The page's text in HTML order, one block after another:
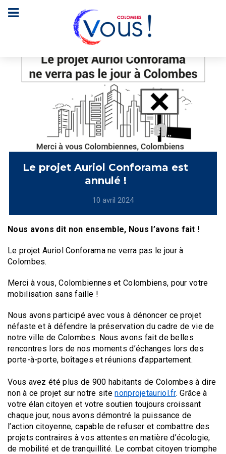
Le projet Auriol Conforama est
annulé !
10 avril 2024
Nous avons dit non ensemble, Nous l’avons fait !
Le projet Auriol Conforama ne verra pas le jour à
Colombes.
Merci à vous, Colombiennes et Colombiens, pour votre
mobilisation sans faille !
Nous avons participé avec vous à dénoncer ce projet
néfaste et à défendre la préservation du cadre de vie de
notre ville de Colombes. Nous avons fait de belles
rencontres lors de nos moments d’échanges lors des
porte-à-porte, boîtages et réunions d’appartement.
Vous avez été plus de 900 habitants de Colombes à dire
non à ce projet sur notre sitenonprojetauriol.fr. Grâce à
votre élan citoyen et votre soutien toujours croissant
chaque jour, nous avons démontré la puissance de
l’action citoyenne, capable de refuser et combattre des
projets contraires à vos attentes en matière d’écologie,
de mobilité et de tranquillité. Le combat citoyen triomphe